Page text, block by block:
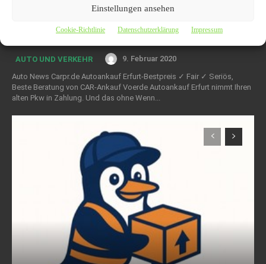
Einstellungen ansehen
Cookie-Richtlinie Datenschutzerklärung Impressum
PKW Ankauf
AUTO UND VERKEHR
9. Februar 2020
Auto News Carpr.de Autoankauf Erfurt-Bestpreis ✓ Fair ✓ Seriös,
Beste Beratung von CAR-Ankauf Voerde Autoankauf Erfurt nimmt Ihren
alten Pkw in Zahlung. Und das ohne Wenn...